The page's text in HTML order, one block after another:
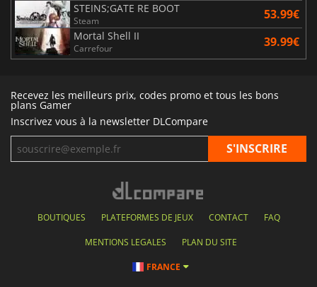
STEINS;GATE RE BOOT
Steam 53.99€
Mortal Shell II
Carrefour 39.99€
Recevez les meilleurs prix, codes promo et tous les bons
plans Gamer
Inscrivez vous à la newsletter DLCompare
BOUTIQUES PLATEFORMES DE JEUX CONTACT FAQ
MENTIONS LEGALES PLAN DU SITE
FRANCE